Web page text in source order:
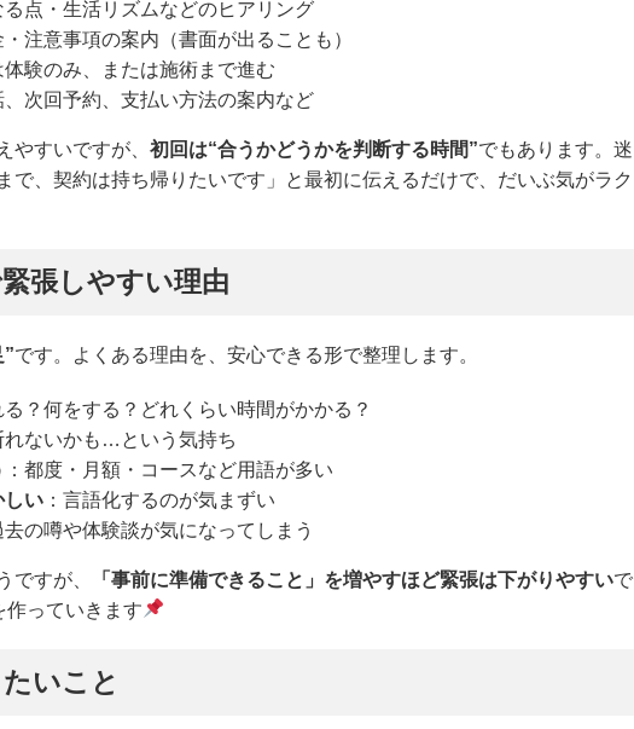
点・生活リズムなどのヒアリング
注意事項の案内（書面が出ることも）
体験のみ、または施術まで進む
、次回予約、支払い方法の案内など
やすいですが、 初回は“合うかどうかを判断する時間”でもあります。迷
で、契約は持ち帰りたいです」と最初に伝えるだけで、だいぶ気がラク
張しやすい理由
です。よくある理由を、安心できる形で整理します。
る？何をする？どれくらい時間がかかる？
れないかも…という気持ち
：都度・月額・コースなど用語が多い
しい ：言語化するのが気まずい
去の噂や体験談が気になってしまう
ですが、 「事前に準備できること」を増やすほど緊張は下がりやすいで
作っていきます
いこと